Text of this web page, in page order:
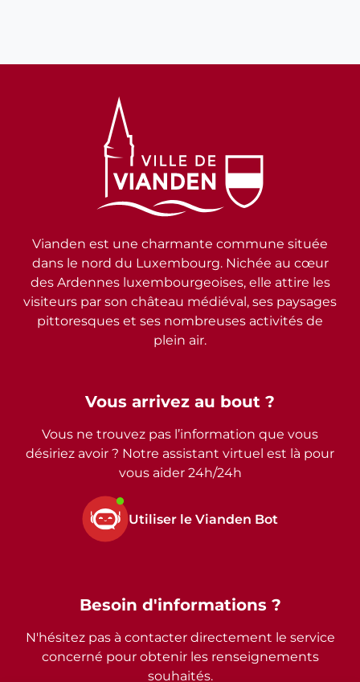
Vous arrivez au bout ?
Vous ne trouvez pas l’information que vous
désiriez avoir ? Notre assistant virtuel est là pour
vous aider 24h/24h
Utiliser le Vianden Bot
Vianden est une charmante commune située
dans le nord du Luxembourg. Nichée au cœur
des Ardennes luxembourgeoises, elle attire les
visiteurs par son château médiéval, ses paysages
pittoresques et ses nombreuses activités de
plein air.
Besoin d'informations ?
N'hésitez pas à contacter directement le service
concerné pour obtenir les renseignements
souhaités.